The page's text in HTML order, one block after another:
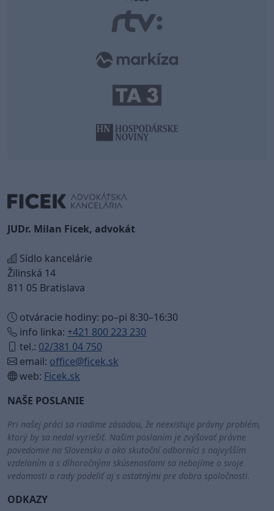
JUDr. Milan Ficek, advokát
Sídlo kancelárie
Žilinská 14
811 05 Bratislava
otváracie hodiny: po–pi 8:30–16:30
info linka: +421 800 223 230
tel.: 02/381 04 750
email: office@ficek.sk
web: Ficek.sk
NAŠE POSLANIE
Pri našej práci sa riadime zásadou, že neexistuje právny problém,
ktorý by sa nedal vyriešiť. Našim poslaním je zvýšovať právne
povedomie na Slovensku a ako skutoční odborníci s najvyšším
vzdelaním a s dlhoročnými skúsenosťami sa nebojíme o svoje
vedomosti a rady podeliť aj s ostatnými pre dobro spoločnosti.
ODKAZY